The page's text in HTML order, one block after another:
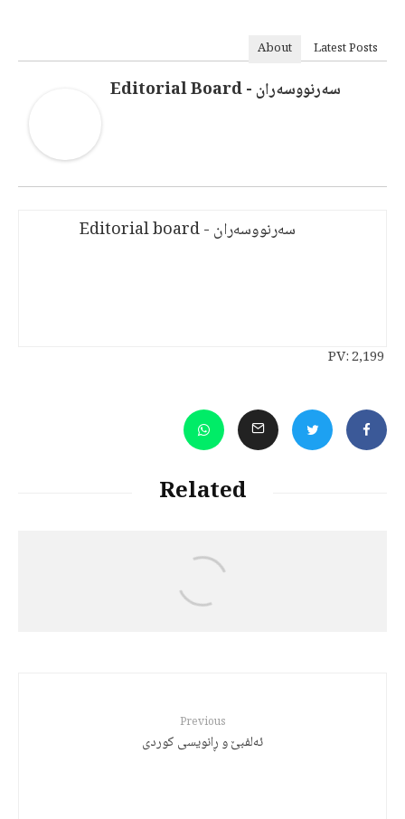
About Latest Posts
سەرنووسەران - Editorial Board
سەرنووسەران - Editorial board
PV:2,199
Related
Previous
ئەلفبێ و ڕانویسی کوردی